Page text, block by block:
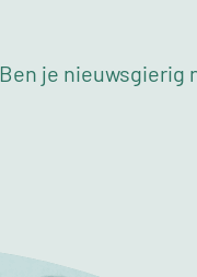
Ben je nieuwsgierig